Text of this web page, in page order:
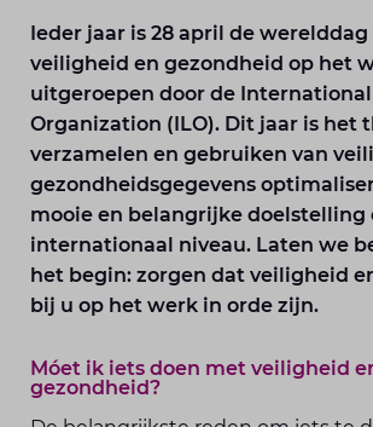
Ieder jaar is 28 april de werelddag
veiligheid en gezondheid op het
uitgeroepen door de
Organization (ILO). Dit jaar is het
verzamelen en gebruiken van
gezondheidsgegevens
mooie en belangrijke doelstelling
internationaal niveau. Laten we
het begin: zorgen dat veiligheid
bij u op het werk in orde zijn.
Móet ik iets doen met veiligheid
gezondheid?